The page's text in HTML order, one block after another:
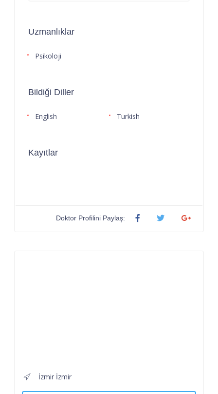
Uzmanlıklar
Psikoloji
Bildiği Diller
English Turkish
Kayıtlar
Doktor Profilini Paylaş:
İzmir İzmir